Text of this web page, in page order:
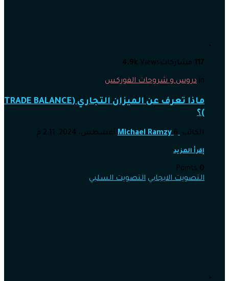
117 مشاركات 4.9k Views
in دروس و شروحات الفوركس
ماذا تعرف عن الميزان التجاري (TRADE BALANCE
)؟
الكاتب Michael Ramzy 6 أغسطس، 2024, 2:11 م
إقرأ المزيد
0
التصويت الايجابي التصويت السلبي